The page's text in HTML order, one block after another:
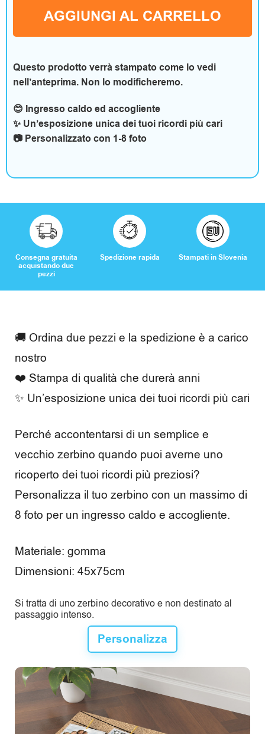
t
o
e
a
c
c
s
s
o
r
i
C
s
a
e
t
e
m
p
o
l
b
r
o
AGGIUNGI AL CARRELLO
Questo prodotto verrà stampato come lo vedi
nell’anteprima. Non lo modificheremo.
😊 Ingresso caldo ed accogliente
✨ Un’esposizione unica dei tuoi ricordi più cari
📷 Personalizzato con 1-8 foto
Consegna gratuita
acquistando due
pezzi
Spedizione rapida Stampati in Slovenia
🚚 Ordina due pezzi e la spedizione è a carico
nostro
❤️ Stampa di qualità che durerà anni
✨ Un’esposizione unica dei tuoi ricordi più cari
Perché accontentarsi di un semplice e
vecchio zerbino quando puoi averne uno
ricoperto dei tuoi ricordi più preziosi?
Personalizza il tuo zerbino con un massimo di
8 foto per un ingresso caldo e accogliente.
Materiale: gomma
Dimensioni: 45x75cm
Si tratta di uno zerbino decorativo e non destinato al
passaggio intenso.
Personalizza